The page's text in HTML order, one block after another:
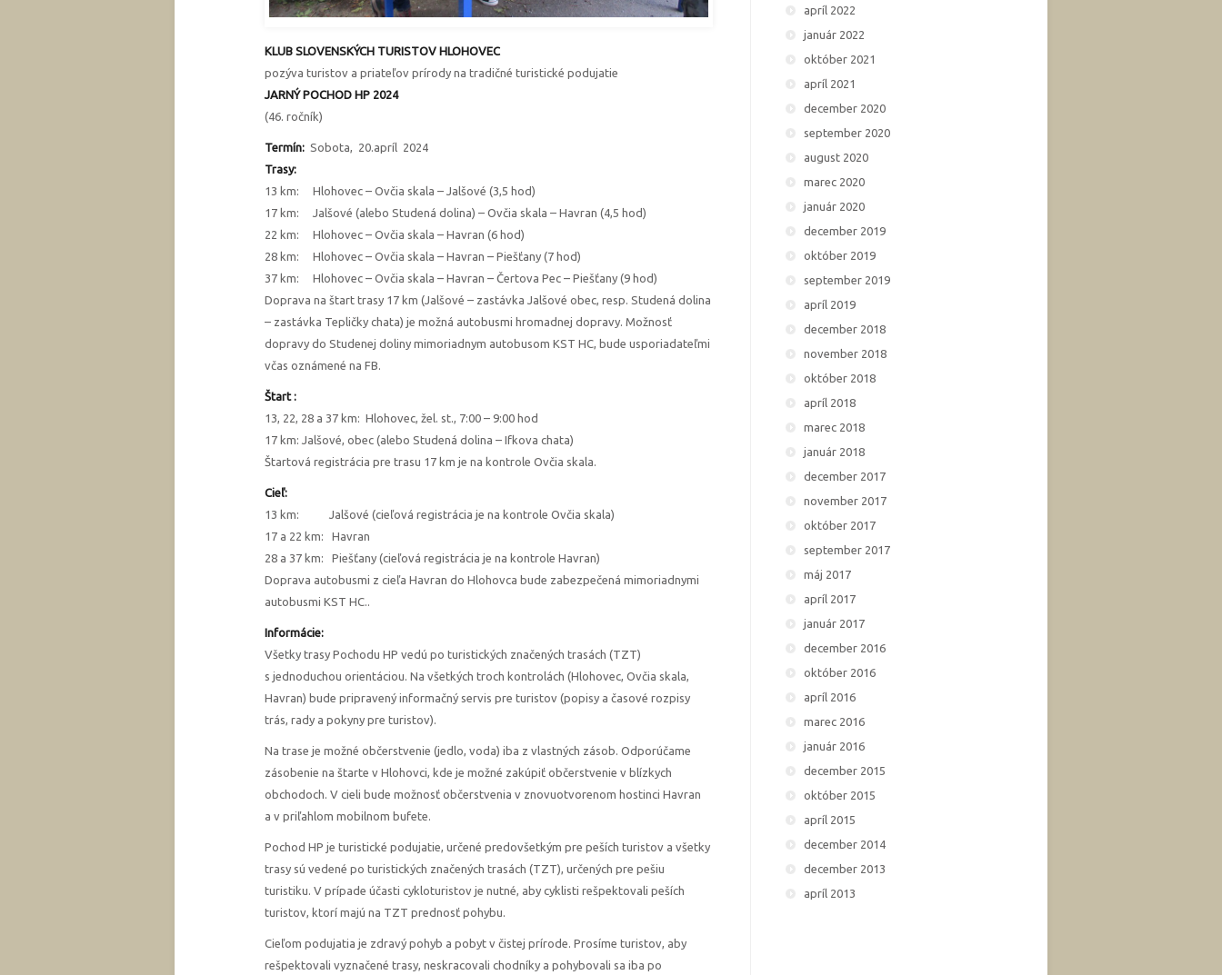
KLUB SLOVENSKÝCH TURISTOV HLOHOVEC
pozýva turistov a priateľov prírody na tradičné turistické podujatie
JARNÝ POCHOD HP 2024
(46. ročník)
Termín: Sobota, 20.apríl 2024
Trasy:
13 km: Hlohovec – Ovčia skala – Jalšové (3,5 hod)
17 km: Jalšové (alebo Studená dolina) – Ovčia skala – Havran (4,5 hod)
22 km: Hlohovec – Ovčia skala – Havran (6 hod)
28 km: Hlohovec – Ovčia skala – Havran – Piešťany (7 hod)
37 km: Hlohovec – Ovčia skala – Havran – Čertova Pec – Piešťany (9 hod)
Doprava na štart trasy 17 km (Jalšové – zastávka Jalšové obec, resp. Studená dolina
– zastávka Tepličky chata) je možná autobusmi hromadnej dopravy. Možnosť
dopravy do Studenej doliny mimoriadnym autobusom KST HC, bude usporiadateľmi
včas oznámené na FB.
Štart :
13, 22, 28 a 37 km: Hlohovec, žel. st., 7:00 – 9:00 hod
17 km: Jalšové, obec (alebo Studená dolina – Ifkova chata)
Štartová registrácia pre trasu 17 km je na kontrole Ovčia skala.
Cieľ:
13 km: Jalšové (cieľová registrácia je na kontrole Ovčia skala)
17 a 22 km: Havran
28 a 37 km: Piešťany (cieľová registrácia je na kontrole Havran)
Doprava autobusmi z cieľa Havran do Hlohovca bude zabezpečená mimoriadnymi
autobusmi KST HC..
Informácie:
Všetky trasy Pochodu HP vedú po turistických značených trasách (TZT)
s jednoduchou orientáciou. Na všetkých troch kontrolách (Hlohovec, Ovčia skala,
Havran) bude pripravený informačný servis pre turistov (popisy a časové rozpisy
trás, rady a pokyny pre turistov).
Na trase je možné občerstvenie (jedlo, voda) iba z vlastných zásob. Odporúčame
zásobenie na štarte v Hlohovci, kde je možné zakúpiť občerstvenie v blízkych
obchodoch. V cieli bude možnosť občerstvenia v znovuotvorenom hostinci Havran
a v priľahlom mobilnom bufete.
Pochod HP je turistické podujatie, určené predovšetkým pre peších turistov a všetky
trasy sú vedené po turistických značených trasách (TZT), určených pre pešiu
turistiku. V prípade účasti cykloturistov je nutné, aby cyklisti rešpektovali peších
turistov, ktorí majú na TZT prednosť pohybu.
Cieľom podujatia je zdravý pohyb a pobyt v čistej prírode. Prosíme turistov, aby
rešpektovali vyznačené trasy, neskracovali chodníky a pohybovali sa iba po
apríl 2022
január 2022
október 2021
apríl 2021
december 2020
september 2020
august 2020
marec 2020
január 2020
december 2019
október 2019
september 2019
apríl 2019
december 2018
november 2018
október 2018
apríl 2018
marec 2018
január 2018
december 2017
november 2017
október 2017
september 2017
máj 2017
apríl 2017
január 2017
december 2016
október 2016
apríl 2016
marec 2016
január 2016
december 2015
október 2015
apríl 2015
december 2014
december 2013
apríl 2013